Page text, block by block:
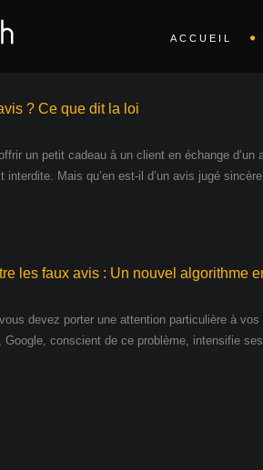
ACCUEIL
? Ce que dit la loi
un petit cadeau à un client en échange
Mais qu’en est-il d’un avis jugé
les faux avis : Un nouvel algorithme
devez porter une attention particulière à
conscient de ce problème, intensifie